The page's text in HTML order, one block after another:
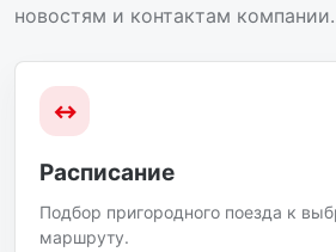
новостям и контактам компании.
↔
Расписание
Подбор пригородного поезда к
маршруту.